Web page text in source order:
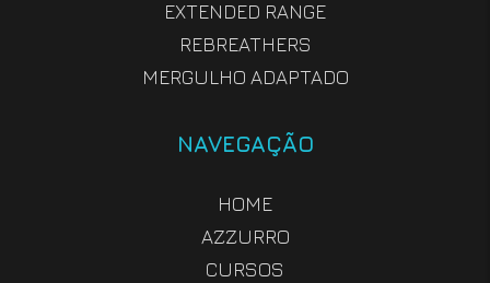
NAVEGAÇÃO
HOME
AZZURRO
CURSOS
EXTENDED RANGE
REBREATHERS
MERGULHO ADAPTADO